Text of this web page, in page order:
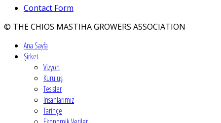
Contact Form
© THE CHIOS MASTIHA GROWERS ASSOCIATION
Ana Sayfa
Şirket
Vizyon
Kuruluş
Tesisler
İnsanlarımız
Tarihçe